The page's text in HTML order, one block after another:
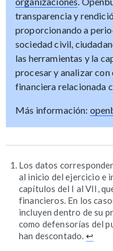
transparencia y
proporcionando a
sociedad civil,
las herramientas y la
procesar y analizar
financiera relacionada
Más información:
Los datos
al inicio del ejercicio e
capítulos del I al VII,
financieros. En los
incluyen dentro de su
como defensorías del
han descontado. ↩